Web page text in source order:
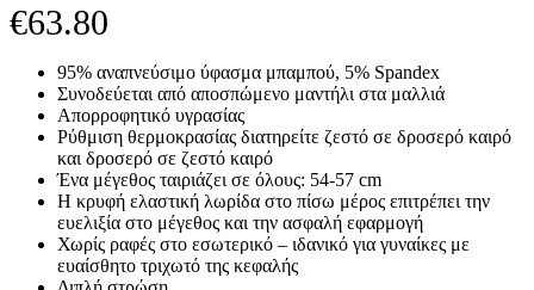
€63.80
95% αναπνεύσιμο ύφασμα μπαμπού, 5% Spandex
Συνοδεύεται από αποσπώμενο μαντήλι στα μαλλιά
Απορροφητικό υγρασίας
Ρύθμιση θερμοκρασίας διατηρείτε ζεστό σε δροσερό καιρό
και δροσερό σε ζεστό καιρό
Ένα μέγεθος ταιριάζει σε όλους: 54-57 cm
Η κρυφή ελαστική λωρίδα στο πίσω μέρος επιτρέπει την
ευελιξία στο μέγεθος και την ασφαλή εφαρμογή
Χωρίς ραφές στο εσωτερικό – ιδανικό για γυναίκες με
ευαίσθητο τριχωτό της κεφαλής